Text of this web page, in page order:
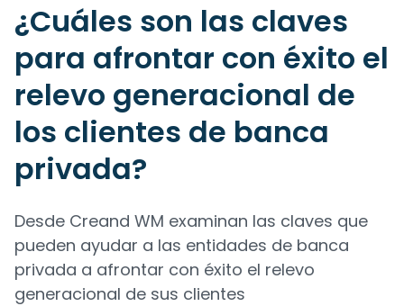
¿Cuáles son las claves
para afrontar con éxito el
relevo generacional de
los clientes de banca
privada?
Desde Creand WM examinan las claves que
pueden ayudar a las entidades de banca
privada a afrontar con éxito el relevo
generacional de sus clientes